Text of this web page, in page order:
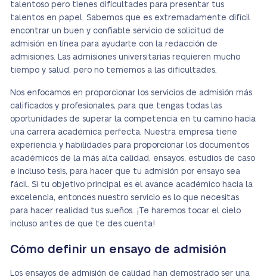
talentoso pero tienes dificultades para presentar tus
talentos en papel. Sabemos que es extremadamente difícil
encontrar un buen y confiable servicio de solicitud de
admisión en línea para ayudarte con la redacción de
admisiones. Las admisiones universitarias requieren mucho
tiempo y salud, pero no tememos a las dificultades.
Nos enfocamos en proporcionar los servicios de admisión más
calificados y profesionales, para que tengas todas las
oportunidades de superar la competencia en tu camino hacia
una carrera académica perfecta. Nuestra empresa tiene
experiencia y habilidades para proporcionar los documentos
académicos de la más alta calidad, ensayos, estudios de caso
e incluso tesis, para hacer que tu admisión por ensayo sea
fácil. Si tu objetivo principal es el avance académico hacia la
excelencia, entonces nuestro servicio es lo que necesitas
para hacer realidad tus sueños. ¡Te haremos tocar el cielo
incluso antes de que te des cuenta!
Cómo definir un ensayo de admisión
Los ensayos de admisión de calidad han demostrado ser una